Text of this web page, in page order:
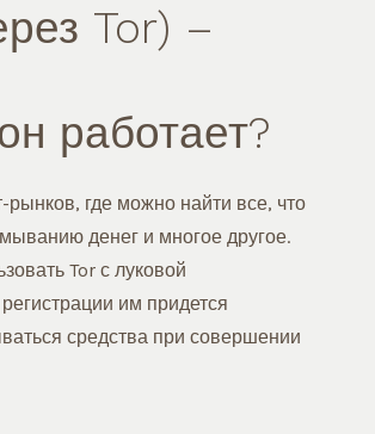
Tor) –
работает?
рынков, где можно найти все, что
денег и многое другое.
Tor с луковой
им придется
средства при совершении